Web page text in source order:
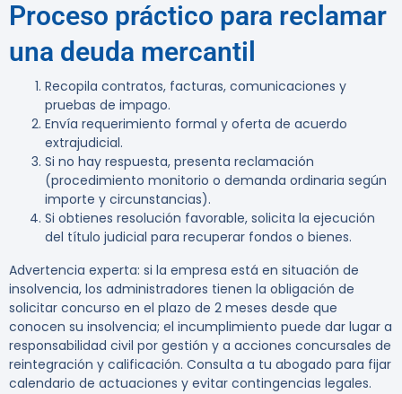
Proceso práctico para reclamar
una deuda mercantil
Recopila contratos, facturas, comunicaciones y
pruebas de impago.
Envía requerimiento formal y oferta de acuerdo
extrajudicial.
Si no hay respuesta, presenta reclamación
(procedimiento monitorio o demanda ordinaria según
importe y circunstancias).
Si obtienes resolución favorable, solicita la ejecución
del título judicial para recuperar fondos o bienes.
Advertencia experta: si la empresa está en situación de
insolvencia, los administradores tienen la obligación de
solicitar concurso en el plazo de 2 meses desde que
conocen su insolvencia; el incumplimiento puede dar lugar a
responsabilidad civil por gestión y a acciones concursales de
reintegración y calificación. Consulta a tu abogado para fijar
calendario de actuaciones y evitar contingencias legales.